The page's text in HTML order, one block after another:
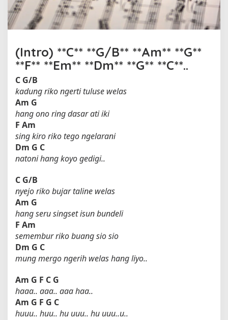
h
D
h
y
G
a
i
m
(Intro) **C** **G/B** **Am** **G**
**F** **Em** **Dm** **G** **C**..
C G/B
kadung riko ngerti tuluse welas
Am G
hang ono ring dasar ati iki
F Am
sing kiro riko tego ngelarani
Dm G C
natoni hang koyo gedigi..
C G/B
nyejo riko bujar taline welas
Am G
hang seru singset isun bundeli
F Am
semembur riko buang sio sio
Dm G C
mung mergo ngerih welas hang liyo..
Am G F C G
haaa.. aaa.. aaa haa..
Am G F G C
huuu.. huu.. hu uuu.. hu uuu..u..